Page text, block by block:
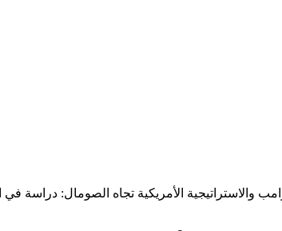
والاستراتيجية الأمريكية تجاه الصومال: دراسة